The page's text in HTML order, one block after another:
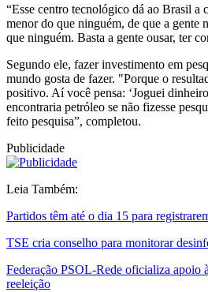
“Esse centro tecnológico dá ao Brasil a
menor do que ninguém, de que a gente
que ninguém. Basta a gente ousar, ter
Segundo ele, fazer investimento em
mundo gosta de fazer. "Porque o
positivo. Aí você pensa: ‘Joguei
encontraria petróleo se não fizesse
feito pesquisa”, completou.
Publicidade
Leia Também:
Partidos têm até o dia 15 para
TSE cria conselho para monitorar
Federação PSOL-Rede oficializa apoio
reeleição